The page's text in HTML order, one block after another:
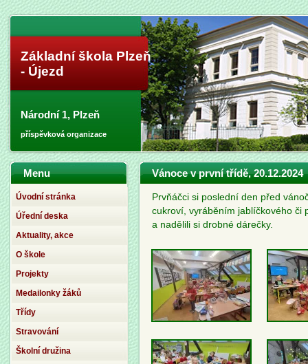
Základní škola Plzeň
- Újezd
Národní 1, Plzeň
příspěvková organizace
Vánoce v první třídě, 20.12.2024
Prvňáčci si poslední den před
cukroví, vyráběním jablíčkového či
a nadělili si drobné dárečky.
Menu
Úvodní stránka
Úřední deska
Aktuality, akce
O škole
Projekty
Medailonky žáků
Třídy
Stravování
Školní družina